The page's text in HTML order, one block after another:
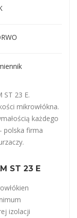
ST 23 E.
mikrowłókna.
każdego
polska firma
ST 23 E
izolacji